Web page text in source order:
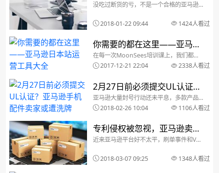
化及逻辑分析
没吃过断货的亏，不是一个合格的亚马逊
亚马逊开店热潮，大浪淘金，满地捡钱，
自发货的方式简单实用，由于FBM的库存
候几乎体会不到断货...
2018-01-22 09:44 1424人看过
你需要的都在这里——亚马逊
日本站运营工具大全
在每一次MoonSees培训课上，我们都会
跟大家分享亚马逊运营的工具，之前公众
号也曾经推送过关于亚马逊选品的工具：
有做日本站的同学反馈，这些工具大部分
都是针对美国或...
2017-12-21 22:04 2338人看过
2月27日前必须提交UL认证？
亚马逊手机配件卖家或遭洗牌
亚马逊大量封号行动还未平息，多款产品
被下架通知再卷风波。近日，有亚马逊美
国站卖家告诉雨果网，其售卖手机充电
需要UL认证信息的邮件。据该卖家介绍，
目前已有多款产品因缺...
2018-02-26 10:04 1106人看过
专利侵权被忽视，亚马逊卖家
收到邮件后主动停售了产品
近来亚马逊平台好不太平，刷单事件和VAT
利侵权。据该卖家称，自己在遇事后第一
时间便查看了竞争对手所售的同类产品，
2018-03-07 09:25 1348人看过